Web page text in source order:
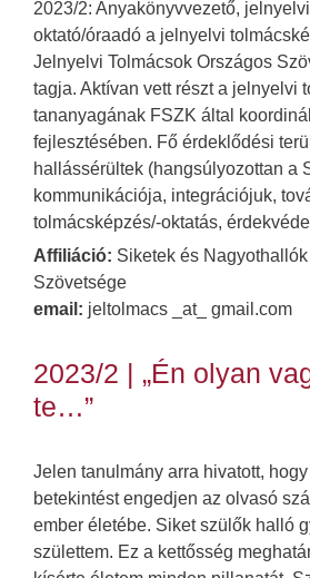
2023/2: Anyakönyvvezető,
oktató/óraadó a jelnyelvi
Jelnyelvi Tolmácsok Országos
tagja. Aktívan vett részt a jelnyelvi
tananyagának FSZK által
fejlesztésében. Fő érdeklődési
hallássérültek (hangsúlyozottan a
kommunikációja, integrációjuk,
tolmácsképzés/-oktatás,
Affiliáció: Siketek és
Szövetsége
email: jeltolmacs _at_ gmail.com
2023/2 | „Én olyan
te…”
Jelen tanulmány arra hivatott,
betekintést engedjen az olvasó
ember életébe. Siket szülők halló
születtem. Ez a kettősség